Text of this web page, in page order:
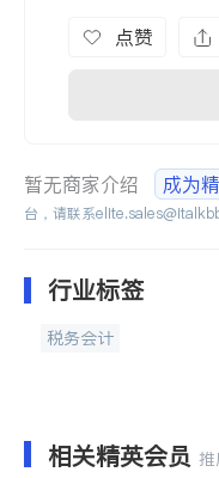
点赞
暂无商家介绍 成为
台，请联系
行业标签
税务会计
相关精英会员